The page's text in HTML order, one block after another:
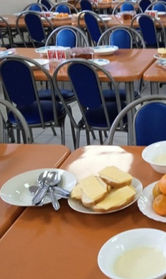
Перейти к основному содержанию